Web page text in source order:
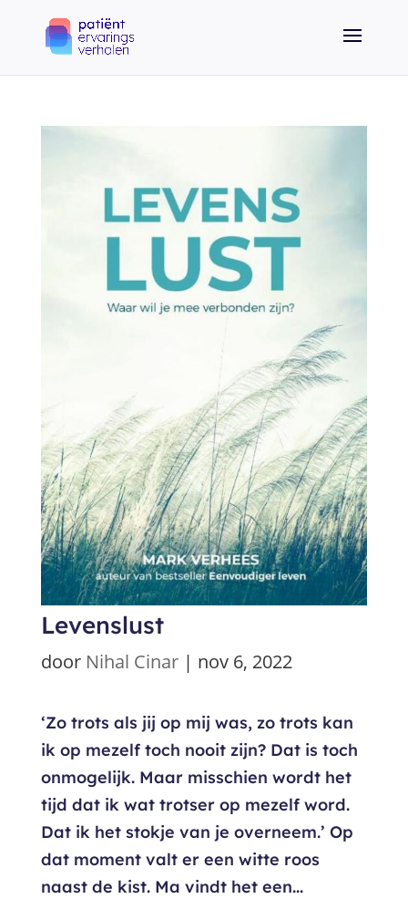
Levenslust
door Nihal Cinar| nov 6, 2022
‘Zo trots als jij op mij was, zo trots kan
ik op mezelf toch nooit zijn? Dat is toch
onmogelijk. Maar misschien wordt het
tijd dat ik wat trotser op mezelf word.
Dat ik het stokje van je overneem.’ Op
dat moment valt er een witte roos
naast de kist. Ma vindt het een...